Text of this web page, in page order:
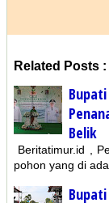
Related Posts :
Belik
Beritatimur.id
pohon yang di